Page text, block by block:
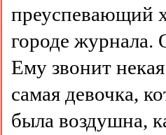
преуспевающий
городе журнала.
Ему звонит
самая девочка,
была воздушна,